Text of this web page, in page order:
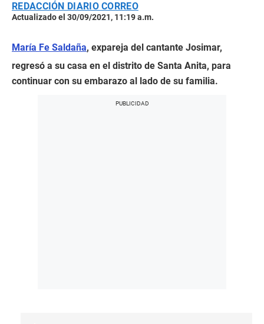
REDACCIÓN DIARIO CORREO
Actualizado el 30/09/2021, 11:19 a.m.
María Fe Saldaña, expareja del cantante Josimar,
regresó a su casa en el distrito de Santa Anita, para
continuar con su embarazo al lado de su familia.